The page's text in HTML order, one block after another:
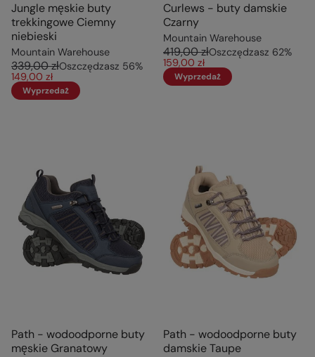
Jungle męskie buty
trekkingowe Ciemny
niebieski
Mountain Warehouse
339,00 złOszczędzasz 56%
149,00 zł
Wyprzedaż
Curlews - buty damskie
Czarny
Mountain Warehouse
419,00 złOszczędzasz 62%
159,00 zł
Wyprzedaż
Path - wodoodporne buty
męskie Granatowy
Path - wodoodporne buty
damskie Taupe